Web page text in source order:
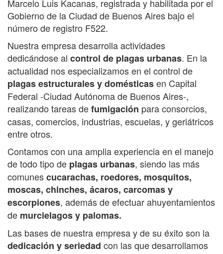
Marcelo Luis Kacanas, registrada y habilitada por el
Gobierno de la Ciudad de Buenos Aires bajo el
número de registro F522.
Nuestra empresa desarrolla actividades
dedicándose al control de plagas urbanas. En la
actualidad nos especializamos en el control de
plagas estructurales y domésticasen Capital
Federal -Ciudad Autónoma de Buenos Aires-,
realizando tareas defumigación para consorcios,
casas, comercios, industrias, escuelas, y geriátricos
entre otros.
Contamos con una amplia experiencia en el manejo
de todo tipo de plagas urbanas, siendo las más
comunescucarachas, roedores, mosquitos,
moscas, chinches, ácaros, carcomas y
escorpiones, además de efectuar ahuyentamientos
de murcielagos y palomas.
Las bases de nuestra empresa y de su éxito son la
dedicación y seriedad con las que desarrollamos